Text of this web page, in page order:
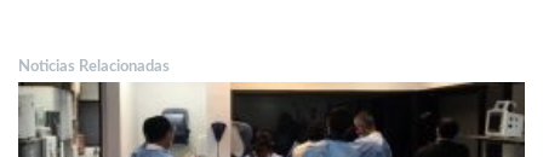
Noticias Relacionadas